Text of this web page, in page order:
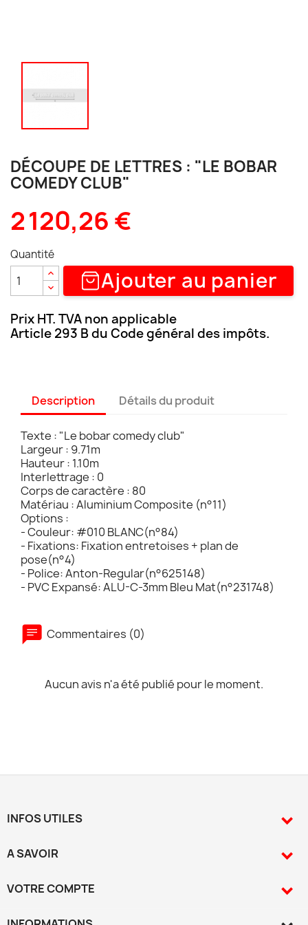
DÉCOUPE DE LETTRES : "LE BOBAR
COMEDY CLUB"
2 120,26 €
Quantité
Ajouter au panier
Prix HT. TVA non applicable
Article 293 B du Code général des impôts.
Description Détails du produit
Texte : "Le bobar comedy club"
Largeur : 9.71m
Hauteur : 1.10m
Interlettrage : 0
Corps de caractère : 80
Matériau : Aluminium Composite (n°11)
Options :
- Couleur: #010 BLANC(n°84)
- Fixations: Fixation entretoises + plan de
pose(n°4)
- Police: Anton-Regular(n°625148)
- PVC Expansé: ALU-C-3mm Bleu Mat(n°231748)
Commentaires (0)
Aucun avis n'a été publié pour le moment.
INFOS UTILES 
A SAVOIR 
VOTRE COMPTE 